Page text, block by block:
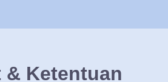
& Ketentuan